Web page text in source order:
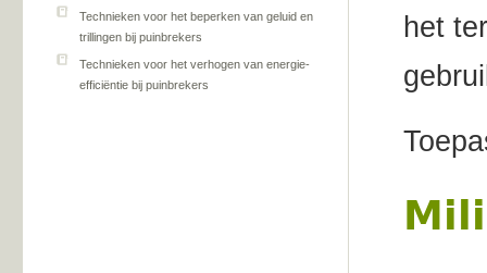
Technieken voor het beperken van geluid en
trillingen bij puinbrekers
Technieken voor het verhogen van energie-
efficiëntie bij puinbrekers
het